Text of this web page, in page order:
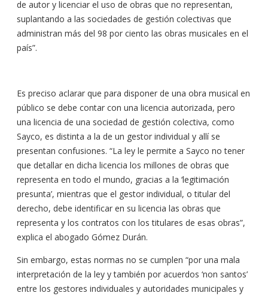
de autor y licenciar el uso de obras que no representan,
suplantando a las sociedades de gestión colectivas que
administran más del 98 por ciento las obras musicales en el
país”.
Es preciso aclarar que para disponer de una obra musical en
público se debe contar con una licencia autorizada, pero
una licencia de una sociedad de gestión colectiva, como
Sayco, es distinta a la de un gestor individual y allí se
presentan confusiones. “La ley le permite a Sayco no tener
que detallar en dicha licencia los millones de obras que
representa en todo el mundo, gracias a la ‘legitimación
presunta’, mientras que el gestor individual, o titular del
derecho, debe identificar en su licencia las obras que
representa y los contratos con los titulares de esas obras”,
explica el abogado Gómez Durán.
Sin embargo, estas normas no se cumplen “por una mala
interpretación de la ley y también por acuerdos ‘non santos’
entre los gestores individuales y autoridades municipales y